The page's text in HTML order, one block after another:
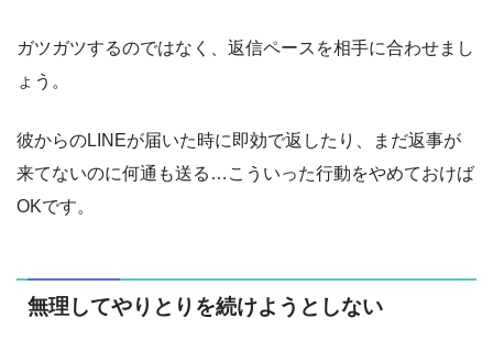
ガツガツするのではなく、返信ペースを相手に合わせまし
ょう。
彼からのLINEが届いた時に即効で返したり、まだ返事が
来てないのに何通も送る…こういった行動をやめておけば
OKです。
無理してやりとりを続けようとしない